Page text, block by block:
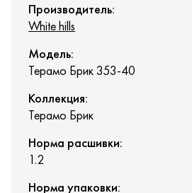
Производитель:
White hills
Модель:
Терамо Брик 353-40
Коллекция:
Терамо Брик
Норма расшивки:
1.2
Норма упаковки: